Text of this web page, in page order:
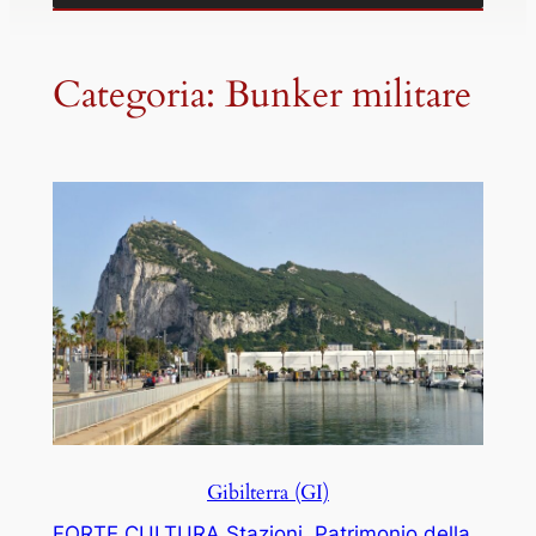
Categoria: Bunker militare
Gibilterra (GI)